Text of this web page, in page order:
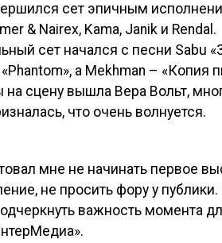
сет эпичным
& Nairex, Kama, Janik и Rendal.
сет начался с песни Sabu
а Mekhman – «Копия
сцену вышла Вера Вольт,
что очень волнуется.
мне не начинать первое
не просить фору у
важность момента